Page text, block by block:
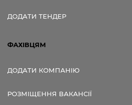
ДОДАТИ ТЕНДЕР
ФАХІВЦЯМ
ДОДАТИ КОМПАНІЮ
РОЗМІЩЕННЯ ВАКАНСІЇ